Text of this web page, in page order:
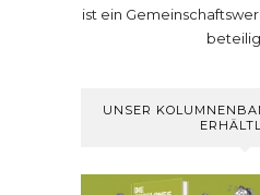
ist ein
UNSER